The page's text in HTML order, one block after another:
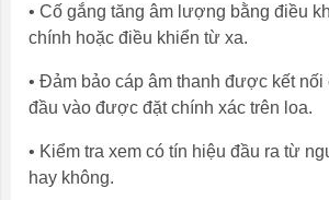
• Cố gắng tăng âm lượng bằng điều
chính hoặc điều khiển từ xa.
• Đảm bảo cáp âm thanh được kết nối
đầu vào được đặt chính xác trên loa.
• Kiểm tra xem có tín hiệu đầu ra từ
hay không.